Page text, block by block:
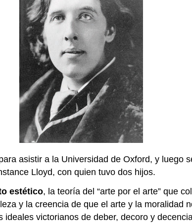
asistir a la Universidad de Oxford, y luego
Lloyd, con quien tuvo dos hijos.
estético, la teoría del “arte por el arte” que
y la creencia de que el arte y la moralidad
victorianos de deber, decoro y